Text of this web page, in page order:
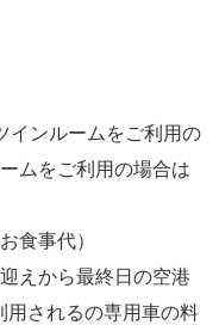
インルームをご利用の
ムをご利用の場合は
食事代）
えから最終日の空港
用されるの専用車の料